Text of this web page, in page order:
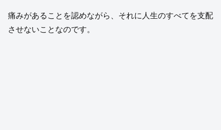
痛みがあることを認めながら、それに人生のすべてを支配
させないことなのです。